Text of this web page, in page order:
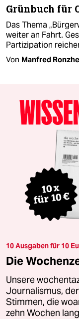
Grünbuch für
Das Thema
weiter an Fahrt.
Partizipation
Von Manfred
10 Ausgaben für 10
Die
Unsere
Journalismus,
Stimmen, die
zehn Wochen